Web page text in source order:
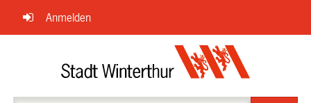
Navigation
überspringen
Anmelden